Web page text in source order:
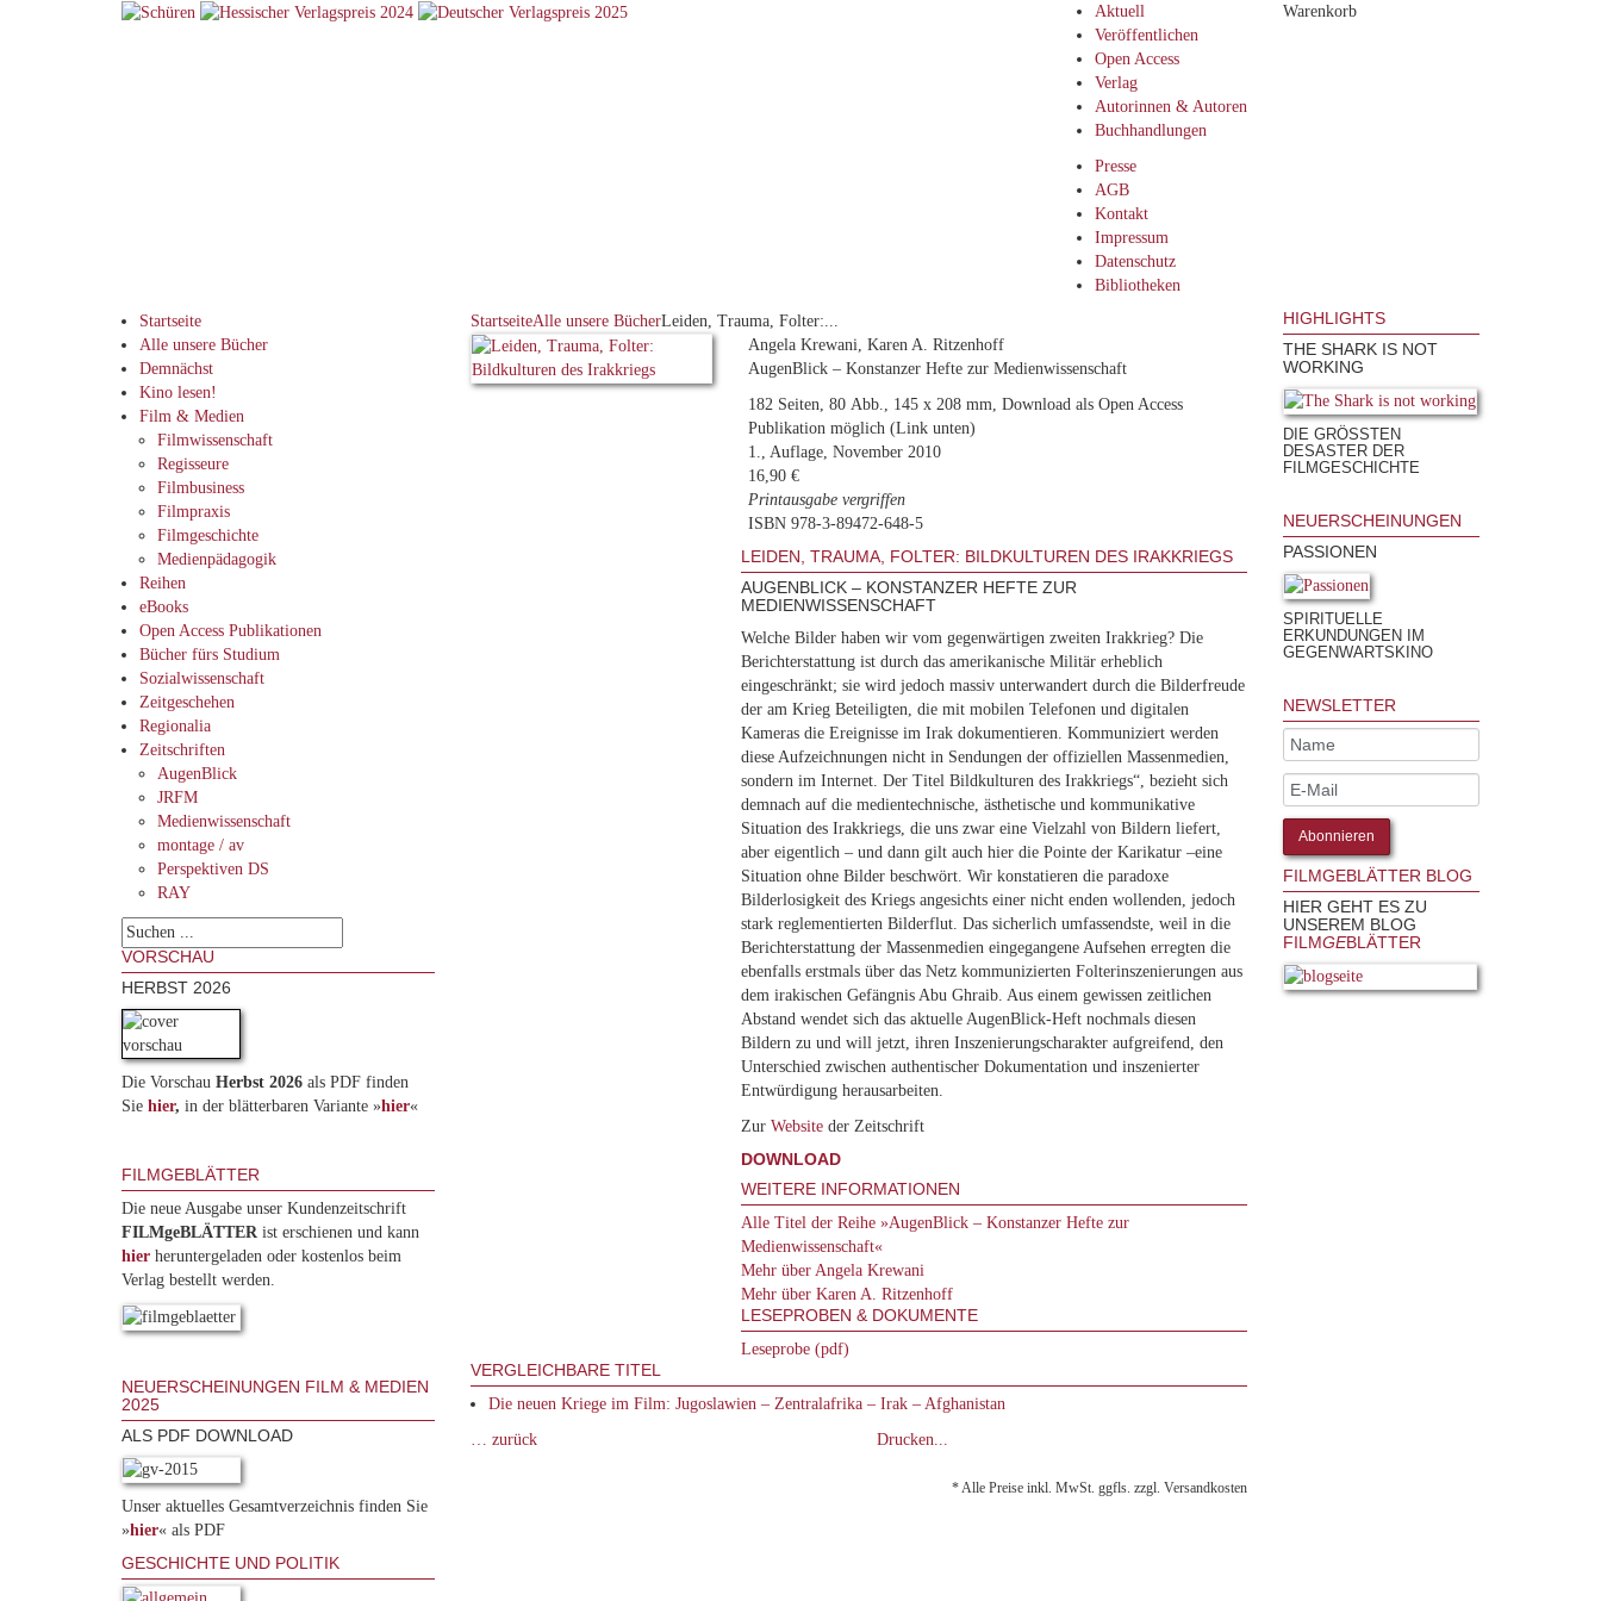
Aktuell
Veröffentlichen
Open Access
Verlag
Autorinnen & Autoren
Buchhandlungen
Presse
AGB
Kontakt
Impressum
Datenschutz
Bibliotheken
Warenkorb
Startseite
Alle unsere Bücher
Demnächst
Kino lesen!
Film & Medien
Filmwissenschaft
Regisseure
Filmbusiness
Filmpraxis
Filmgeschichte
Medienpädagogik
Reihen
eBooks
Open Access Publikationen
Bücher fürs Studium
Sozialwissenschaft
Zeitgeschehen
Regionalia
Zeitschriften
AugenBlick
JRFM
Medienwissenschaft
montage / av
Perspektiven DS
RAY
VORSCHAU
HERBST 2026
Die Vorschau Herbst 2026 als PDF finden
Sie hier, in der blätterbaren Variante »hier«
FILMGEBLÄTTER
Die neue Ausgabe unser Kundenzeitschrift
FILMgeBLÄTTERist erschienen und kann
hier heruntergeladen oder kostenlos beim
Verlag bestellt werden.
NEUERSCHEINUNGEN FILM & MEDIEN
2025
ALS PDF DOWNLOAD
Unser aktuelles Gesamtverzeichnis finden Sie
»hier« als PDF
GESCHICHTE UND POLITIK
StartseiteAlle unsere BücherLeiden, Trauma, Folter:...
Angela Krewani, Karen A. Ritzenhoff
AugenBlick – Konstanzer Hefte zur Medienwissenschaft
182 Seiten, 80 Abb., 145 x 208 mm, Download als Open Access
Publikation möglich (Link unten)
1., Auflage, November 2010
16,90 €
Printausgabe vergriffen
ISBN 978-3-89472-648-5
LEIDEN, TRAUMA, FOLTER: BILDKULTUREN DES IRAKKRIEGS
AUGENBLICK – KONSTANZER HEFTE ZUR
MEDIENWISSENSCHAFT
Welche Bilder haben wir vom gegenwärtigen zweiten Irakkrieg? Die
Berichterstattung ist durch das amerikanische Militär erheblich
eingeschränkt; sie wird jedoch massiv unterwandert durch die Bilderfreude
der am Krieg Beteiligten, die mit mobilen Telefonen und digitalen
Kameras die Ereignisse im Irak dokumentieren. Kommuniziert werden
diese Aufzeichnungen nicht in Sendungen der offiziellen Massenmedien,
sondern im Internet. Der Titel Bildkulturen des Irakkriegs“, bezieht sich
demnach auf die medientechnische, ästhetische und kommunikative
Situation des Irakkriegs, die uns zwar eine Vielzahl von Bildern liefert,
aber eigentlich – und dann gilt auch hier die Pointe der Karikatur –eine
Situation ohne Bilder beschwört. Wir konstatieren die paradoxe
Bilderlosigkeit des Kriegs angesichts einer nicht enden wollenden, jedoch
stark reglementierten Bilderflut. Das sicherlich umfassendste, weil in die
Berichterstattung der Massenmedien eingegangene Aufsehen erregten die
ebenfalls erstmals über das Netz kommunizierten Folterinszenierungen aus
dem irakischen Gefängnis Abu Ghraib. Aus einem gewissen zeitlichen
Abstand wendet sich das aktuelle AugenBlick-Heft nochmals diesen
Bildern zu und will jetzt, ihren Inszenierungscharakter aufgreifend, den
Unterschied zwischen authentischer Dokumentation und inszenierter
Entwürdigung herausarbeiten.
Zur Website der Zeitschrift
DOWNLOAD
WEITERE INFORMATIONEN
Alle Titel der Reihe »AugenBlick – Konstanzer Hefte zur
Medienwissenschaft«
Mehr über Angela Krewani
Mehr über Karen A. Ritzenhoff
LESEPROBEN & DOKUMENTE
Leseprobe (pdf)
VERGLEICHBARE TITEL
Die neuen Kriege im Film: Jugoslawien – Zentralafrika – Irak – Afghanistan
… zurück
Drucken...
* Alle Preise inkl. MwSt. ggfls. zzgl. Versandkosten
HIGHLIGHTS
THE SHARK IS NOT
WORKING
DIE GRÖSSTEN D
ESASTER DER F
ILMGESCHICHTE
NEUERSCHEINUNGEN
PASSIONEN
SPIRITUELLE
ERKUNDUNGEN IM
GEGENWARTSKINO
NEWSLETTER
FILMGEBLÄTTER BLOG
HIER GEHT ES ZU
UNSEREM BLOG
FILMGEBLÄTTER